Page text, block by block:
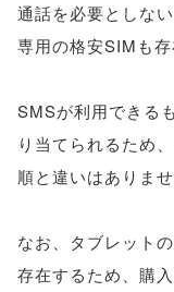
通話を必要としな
専用の格安SIMも存
SMSが利用できる
り当てられるため
順と違いはありませ
なお、タブレット
存在するため、購